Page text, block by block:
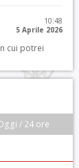
10:48
5 Aprile 2026
cui potrei
/ 24 ore